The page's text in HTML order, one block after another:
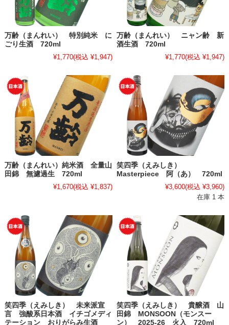
万齢（まんれい） 特別純米 に
ごり生酒 720ml
¥1,770(税込 ¥1,947)
万齢（まんれい） ニャン齢 新
酒生酒 720ml
¥1,770(税込 ¥1,947)
万齢（まんれい）純米酒 全量山
田錦 無濾過生 720ml
¥1,670(税込 ¥1,837)
笑四季（えみしき）
Masterpiece 阿（あ） 720ml
¥3,600(税込 ¥3,960)
在庫 1 本
笑四季（えみしき） 未来派宣
言 強酸系日本酒 イチゴメディ
テーション おりがらみ生酒
笑四季（えみしき） 貴醸酒 山
田錦 MONSOON（モンスー
ン） 2025-26 火入 720ml